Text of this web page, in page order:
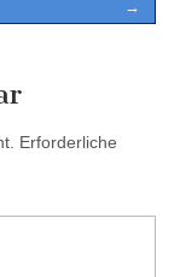
→
Erforderliche